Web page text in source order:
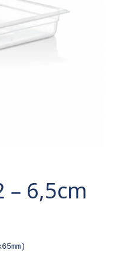
– 6,5cm